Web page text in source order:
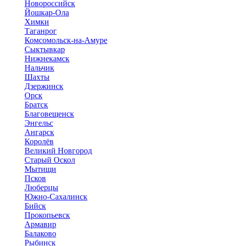
Новороссийск
Йошкар-Ола
Химки
Таганрог
Комсомольск-на-Амуре
Сыктывкар
Нижнекамск
Нальчик
Шахты
Дзержинск
Орск
Братск
Благовещенск
Энгельс
Ангарск
Королёв
Великий Новгород
Старый Оскол
Мытищи
Псков
Люберцы
Южно-Сахалинск
Бийск
Прокопьевск
Армавир
Балаково
Рыбинск